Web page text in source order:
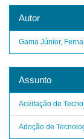
Autor
Gama Júnior,
Assunto
Aceitação de
Adoção de